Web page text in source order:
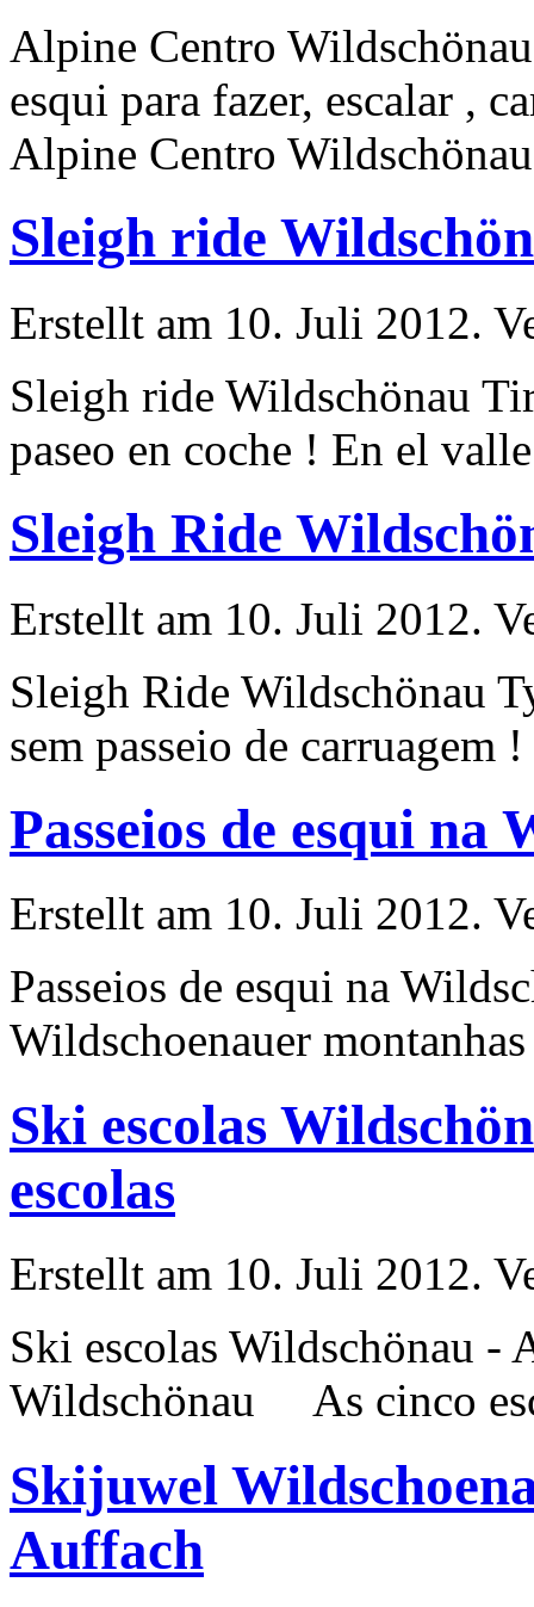
Alpine Centro
esqui para fazer, escalar ,
Alpine Centro
Sleigh ride
Erstellt am 10. Juli 2012.
Sleigh ride Wildschönau
paseo en coche ! En el
Sleigh Ride
Erstellt am 10. Juli 2012.
Sleigh Ride Wildschönau
sem passeio de carruagem
Passeios de esqui
Erstellt am 10. Juli 2012.
Passeios de esqui na
Wildschoenauer
Ski escolas
escolas
Erstellt am 10. Juli 2012.
Ski escolas Wildschönau
Wildschönau As cinco
Skijuwel
Auffach